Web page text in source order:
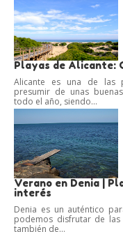
Playas de Alicante:
Alicante es una de las
presumir de unas
todo el año, siendo...
Verano en Denia |
interés
Denia es un auténtico
podemos disfrutar de
también de...